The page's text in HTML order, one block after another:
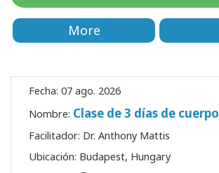
FacilitadoresMore
Fecha: 07 ago. 2026
Nombre: Clase de 3 días de cuerpo
Facilitador: Dr. Anthony Mattis
Ubicación: Budapest, Hungary